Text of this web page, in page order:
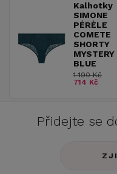
Kalhotky
SIMONE
PÉRÈLE
COMETE
SHORTY
MYSTERY
BLUE
1 190 Kč
714 Kč
Přidejte se